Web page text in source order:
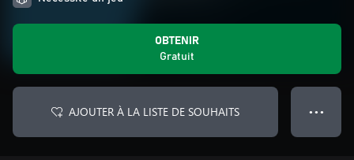
OBTENIR
Gratuit
AJOUTER À LA LISTE DE SOUHAITS ● ● ●